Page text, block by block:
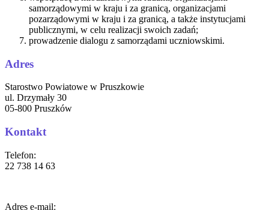
samorządowymi w kraju i za granicą, organizacjami
pozarządowymi w kraju i za granicą, a także instytucjami
publicznymi, w celu realizacji swoich zadań;
prowadzenie dialogu z samorządami uczniowskimi.
Adres
Starostwo Powiatowe w Pruszkowie
ul. Drzymały 30
05-800 Pruszków
Kontakt
Telefon:
22 738 14 63
Adres e-mail: